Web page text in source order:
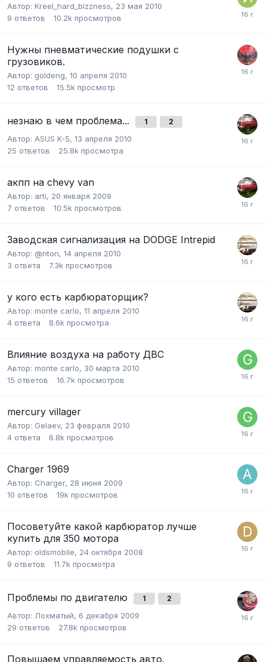
Автор: Kreel_hard_bizzness, 23 мая 2010
9 ответов 10.2k просмотров
Нужны пневматические подушки с
грузовиков.
Автор: goldeng, 10 апреля 2010
12 ответов 15.5k просмотр
незнаю в чем проблема... 1 2
Автор: ASUS K-5, 13 апреля 2010
25 ответов 25.8k просмотра
акпп на chevy van
Автор: arti, 20 января 2009
7 ответов 10.5k просмотров
Заводская сигнализация на DODGE Intrepid
Автор: @nton, 14 апреля 2010
3 ответа 7.3k просмотров
у кого есть карбюраторщик?
Автор: monte carlo, 11 апреля 2010
4 ответа 8.6k просмотра
Влияние воздуха на работу ДВС
Автор: monte carlo, 30 марта 2010
15 ответов 16.7k просмотров
mercury villager
Автор: Gelaev, 23 февраля 2010
4 ответа 6.8k просмотров
Charger 1969
Автор: Charger, 28 июня 2009
10 ответов 19k просмотров
Посоветуйте какой карбюратор лучше
купить для 350 мотора
Автор: oldsmobile, 24 октября 2008
9 ответов 11.7k просмотра
Проблемы по двигателю 1 2
Автор: Лохматый, 6 декабря 2009
29 ответов 27.8k просмотров
Повышаем управляемость авто.